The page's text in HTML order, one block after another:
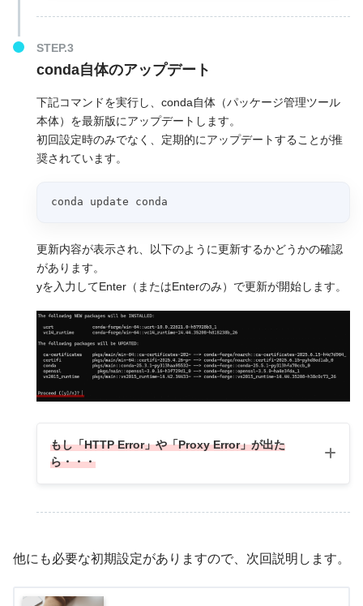
conda自体のアップデート
下記コマンドを実行し、conda自体（パッケージ管理ツール
本体）を最新版にアップデートします。
初回設定時のみでなく、定期的にアップデートすることが推
奨されています。
conda update conda
更新内容が表示され、以下のように更新するかどうかの確認
があります。
yを入力してEnter（またはEnterのみ）で更新が開始します。
もし「HTTP Error」や「Proxy Error」が出た
ら・・・
他にも必要な初期設定がありますので、次回説明します。